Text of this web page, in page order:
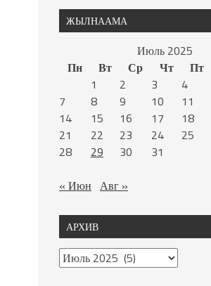
ЖЫЛНААМА
Июль 2025
Пн
Вт Ср Чт Пт
1
2 3 4
7
8 9 10 11
14
15 16 17 18
21
22 23 24 25
28
29 30
31
« Июн Авг »
АРХИВ